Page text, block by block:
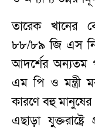
তারেক খানের
৮৮/৮৯ জি এস
আদর্শের অন‍্যতম
এম পি ও মন্ত্রী
কারণে বহু মানুষের
এছাড়া